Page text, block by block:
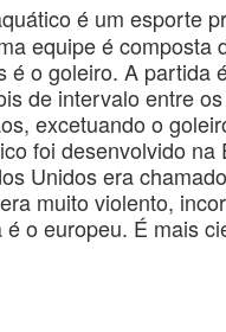
é um esporte
equipe é composta
é o goleiro. A partida
de intervalo entre
excetuando o
foi desenvolvido
Unidos era
muito violento,
o europeu. É mais